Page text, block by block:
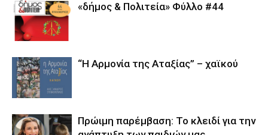
«δήμος & Πολιτεία» Φύλλο #44
“Η Αρμονία της Αταξίας” – χαϊκού
Πρώιμη παρέμβαση: Το κλειδί για την